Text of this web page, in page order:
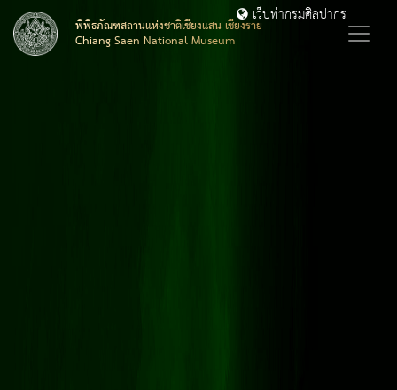
พิพิธภัณฑสถานแห่งชาติเชียงแสน เชียงราย
Chiang Saen National Museum
เว็บท่ากรมศิลปากร